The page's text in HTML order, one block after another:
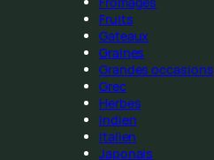
Fruits
Gateaux
Graines
Grandes occasions
Grec
Herbes
Indien
Italien
Japonais